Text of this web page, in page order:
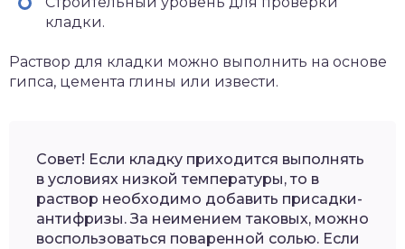
кладки.
Раствор для кладки можно выполнить на основе
гипса, цемента глины или извести.
Совет! Если кладку приходится выполнять
в условиях низкой температуры, то в
раствор необходимо добавить присадки-
антифризы. За неимением таковых, можно
воспользоваться поваренной солью. Если